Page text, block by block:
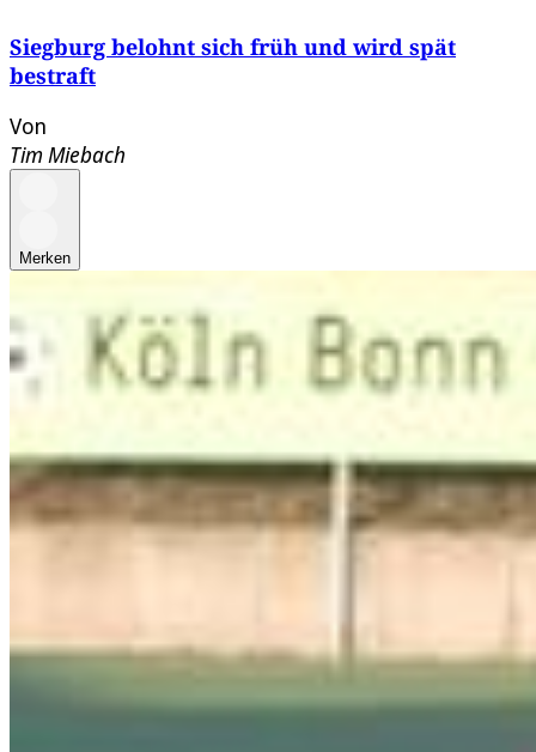
Siegburg belohnt sich früh und wird spät
bestraft
Von
Tim Miebach
Merken